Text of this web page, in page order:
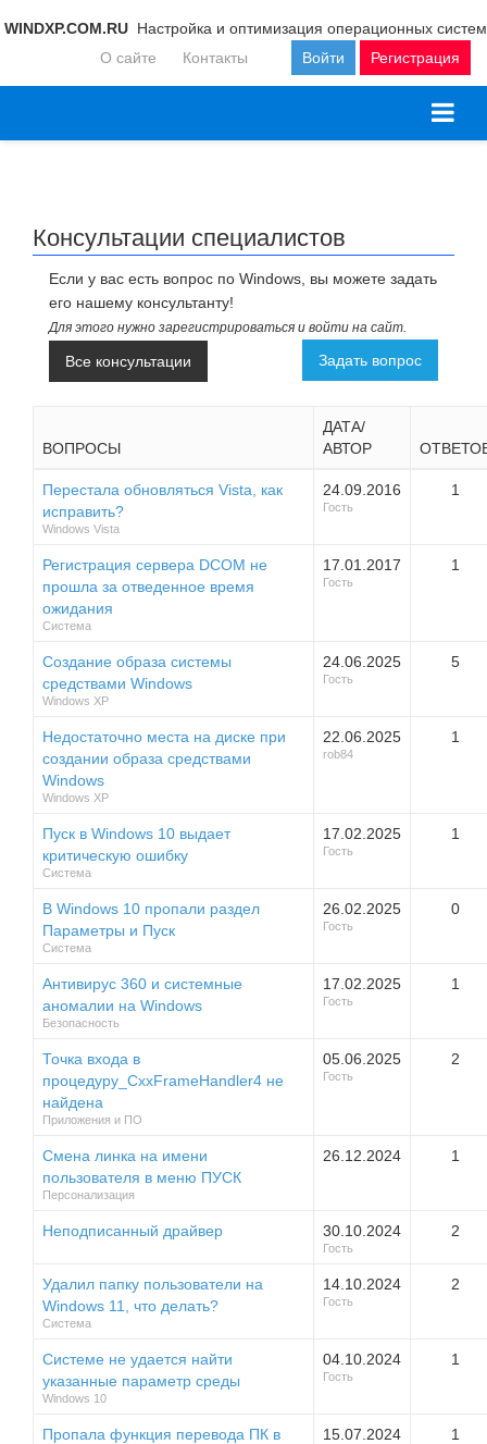
WINDXP.COM.RU Настройка и оптимизация операционных систем
Войти
Регистрация
О сайте Контакты
Консультации специалистов
Если у вас есть вопрос по Windows, вы можете задать
его нашему консультанту!
Для этого нужно зарегистрироваться и войти на сайт.
Задать вопрос
Все консультации
ВОПРОСЫ
ДАТА/
АВТОР
Перестала обновляться Vista, как
исправить?
Windows Vista
24.09.2016
Гость
1
Регистрация сервера DCOM не
прошла за отведенное время
ожидания
Система
17.01.2017
Гость
1
Создание образа системы
средствами Windows
Windows XP
24.06.2025
Гость
5
Недостаточно места на диске при
создании образа средствами
Windows
Windows XP
22.06.2025
rob84
1
Пуск в Windows 10 выдает
критическую ошибку
Система
17.02.2025
Гость
1
В Windows 10 пропали раздел
Параметры и Пуск
Система
26.02.2025
Гость
0
Антивирус 360 и системные
аномалии на Windows
Безопасность
17.02.2025
Гость
1
Точка входа в
процедуру_CxxFrameHandler4 не
найдена
Приложения и ПО
05.06.2025
Гость
2
Смена линка на имени
пользователя в меню ПУСК
Персонализация
26.12.2024 1
Неподписанный драйвер 30.10.2024
Гость
2
Удалил папку пользователи на
Windows 11, что делать?
Система
14.10.2024
Гость
2
Системе не удается найти
указанные параметр среды
Windows 10
04.10.2024
Гость
1
Пропала функция перевода ПК в
15.07.2024 1